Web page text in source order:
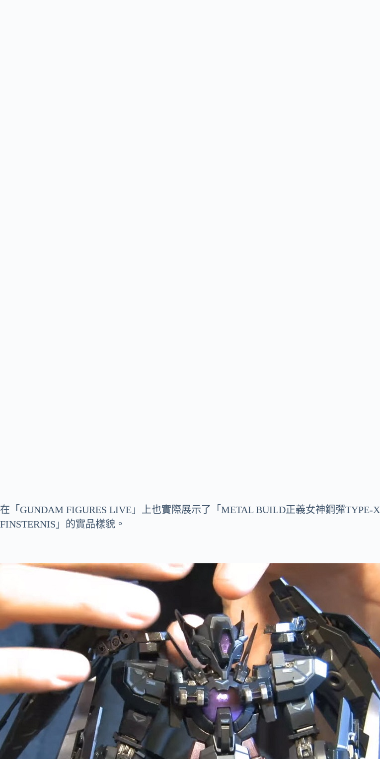
在「GUNDAM FIGURES LIVE」上也實際展示了「METAL BUILD正義女神鋼彈TYPE-X
FINSTERNIS」的實品樣貌。